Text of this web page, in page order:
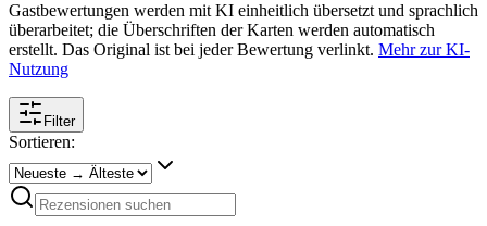
Gastbewertungen werden mit KI einheitlich übersetzt und sprachlich
überarbeitet; die Überschriften der Karten werden automatisch
erstellt. Das Original ist bei jeder Bewertung verlinkt. Mehr zur KI-
Nutzung
Filter
Sortieren: